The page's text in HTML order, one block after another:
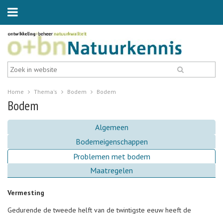
Home Thema's Bodem Bodem
Bodem
Algemeen
Bodemeigenschappen
Problemen met bodem
Maatregelen
Vermesting
Gedurende de tweede helft van de twintigste eeuw heeft de